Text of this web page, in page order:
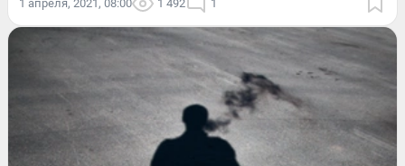
1 апреля, 2021, 08:00 1 492 1